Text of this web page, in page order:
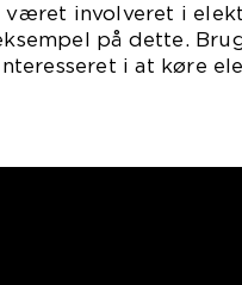
været involveret i
på dette.
i at køre